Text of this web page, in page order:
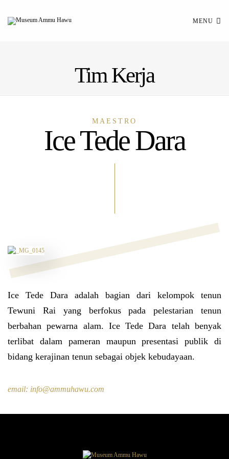
MENU
Tim Kerja
MAESTRO
Ice Tede Dara
Ice Tede Dara adalah bagian dari kelompok tenun
Tewuni Rai yang berfokus pada pelestarian tenun
berbahan pewarna alam. Ice Tede Dara telah benyak
terlibat dalam pameran maupun presentasi publik di
bidang kerajinan tenun sebagai objek kebudayaan.
email: info@ammuhawu.com